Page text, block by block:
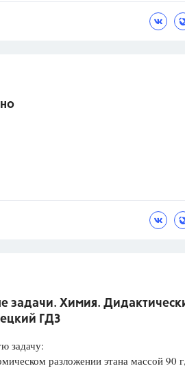
задачи. Химия.
ГДЗ
задачу:
разложении этана массой 90